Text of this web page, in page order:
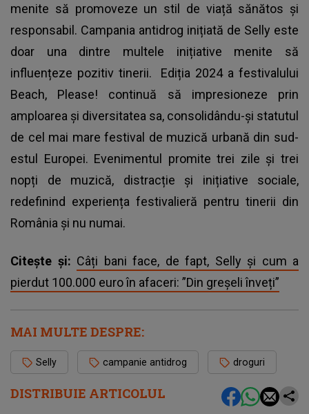
DISTRIBUIE ARTICOLUL
menite să promoveze un stil de viață sănătos și
responsabil. Campania antidrog inițiată de Selly este
doar una dintre multele inițiative menite să
influențeze pozitiv tinerii. Ediția 2024 a festivalului
Beach, Please! continuă să impresioneze prin
amploarea și diversitatea sa, consolidându-și statutul
de cel mai mare festival de muzică urbană din sud-
estul Europei. Evenimentul promite trei zile și trei
nopți de muzică, distracție și inițiative sociale,
redefinind experiența festivalieră pentru tinerii din
România și nu numai.
Citește și: Câți bani face, de fapt, Selly și cum a
pierdut 100.000 euro în afaceri: ”Din greșeli înveți”
MAI MULTE DESPRE:
Selly campanie antidrog droguri